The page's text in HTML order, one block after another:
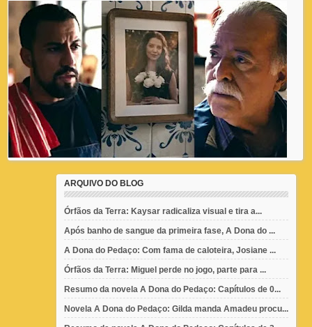
ARQUIVO DO BLOG
Órfãos da Terra: Kaysar radicaliza visual e tira a...
Após banho de sangue da primeira fase, A Dona do ...
A Dona do Pedaço: Com fama de caloteira, Josiane ...
Órfãos da Terra: Miguel perde no jogo, parte para ...
Resumo da novela A Dona do Pedaço: Capítulos de 0...
Novela A Dona do Pedaço: Gilda manda Amadeu procu...